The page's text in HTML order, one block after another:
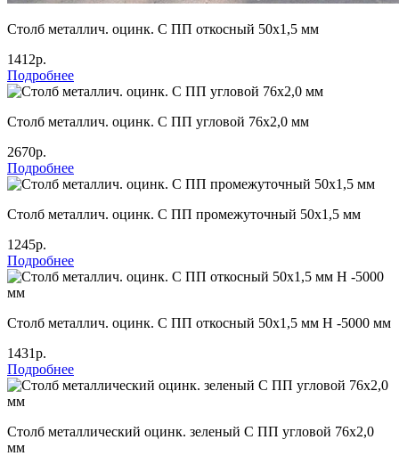
Столб металлич. оцинк. С ПП откосный 50х1,5 мм
1412р.
Подробнее
Столб металлич. оцинк. С ПП угловой 76х2,0 мм
2670р.
Подробнее
Столб металлич. оцинк. С ПП промежуточный 50х1,5 мм
1245р.
Подробнее
Столб металлич. оцинк. С ПП откосный 50х1,5 мм Н -5000 мм
1431р.
Подробнее
Столб металлический оцинк. зеленый С ПП угловой 76х2,0
мм